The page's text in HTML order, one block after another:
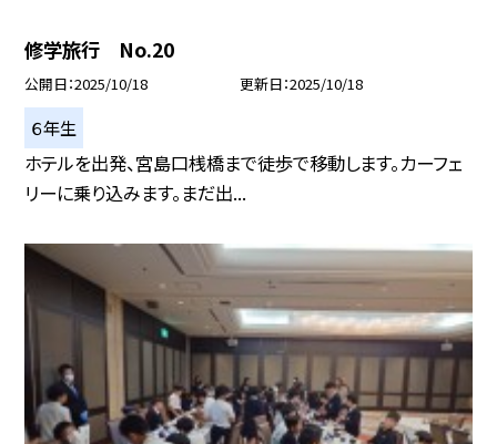
修学旅行 No.20
公開日 2025/10/18 更新日 2025/10/18
６年生
ホテルを出発、宮島口桟橋まで徒歩で移動します。カーフェ
リーに乗り込みます。まだ出...